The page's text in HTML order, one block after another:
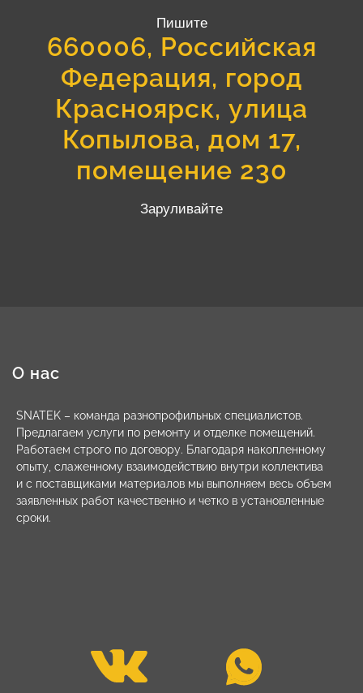
Пишите
660006, Российская
Федерация, город
Красноярск, улица
Копылова, дом 17,
помещение 230
Заруливайте
О нас
SNATEK – команда разнопрофильных специалистов.
Предлагаем услуги по ремонту и отделке помещений.
Работаем строго по договору. Благодаря накопленному
опыту, слаженному взаимодействию внутри коллектива
и с поставщиками материалов мы выполняем весь объем
заявленных работ качественно и четко в установленные
сроки.